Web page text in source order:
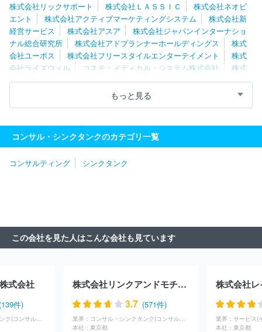
【挑戦と成長の喜びを共に】2018卒フォーティエン
スコンサルティング株式会社コンサルタント職の通過
ES（エントリーシート）(2017/9/15公開)
ンド
ＩＮＴＬＯＯＰ株式会社
レクストホールディングス株式会
社
みずほ総合研究所株式会社
ＮＯＶＡホールディングス株式会
社
ＡＬＬ ＤＩＦＦＥＲＥＮＴ株式会社
株式会社ネクサスエー
ジェント
ベイン・アンド・カンパニー・ジャパン・インコーポレイ
テッド
株式会社Ｌｅｇａｓｅｅｄ
株式会社ビジネスコンサルタ
ント
株式会社武蔵野 株式会社ＣＳ－Ｃ
株式会社ローランド・
ベルガー
株式会社ロックフィールド 株式会社Ｉ２Ｃ
株式会社
ダイレクトマーケティンググループ
株式会社ＩＧＰＩグループ
株式会社アドプランナーホールディングス
Ａ．Ｔ．カーニー株式
ループ株式会社
ＳＢＣメディカルグループ株式会社
タイル・エッジ
株式会社リオ・ホールディングス
ズ・コンサルティング・グループ
テイメント
株式会社カトープレジャーグループ
株式会社リックサポート 株式会社ＬＡＳＳＩＣ
株式会社ネオビ
エント
株式会社アクティブマーケティングシステム
株式会社新
経営サービス
株式会社アスア
株式会社ジャパンインターナショ
ナル総合研究所
株式会社アドプランナーホールディングス
株式
会社ユーポス
株式会社フリースタイルエンターテイメント
株式
会社ライズウィル
コスモ・メディカル・システム株式会社
株式
会社船井総合研究所
株式会社船井総研サプライチェーンコンサルテ
株式会社大西
株式会社クラーク総
研
ベーション
株式会社武蔵野 ｊ．ｕｎｉｏｎ株式会社
株式会社
ブラヴィッシモ
三菱電機ビジネスエキスパート株式会社
ティング株式会社
株式会社ミナックス
Ｇデクストラ・ジャパン株式会社
フロンティア・マネジメント株式
会社
アクセンチュア株式会社
株式会社エッジ・インターナショ
ナル
株式会社カトープレジャーグループ
アイ・エス・エス株式
Ｓｐａｒｋｌｉｎｇ Ｌｉｂｅｒｔｙ株式会社
電気技術開発株式
会社
株式会社ロックフィールド ＦＰサービス株式会社
ＮＯＶ
Ａホールディングス株式会社
山田ビジネスコンサルティング株式会
社
アイテック株式会社 株式会社ビジネスコンサルタント
山田
もっと見る
コンサル・シンクタンクのカテゴリ一覧
コンサルティング シンクタンク
この会社を見た人はこんな会社も見ています
式会社
件)
コンサル・シンクタンク(コンサルティング)
株式会社リンクアンドモチベーション
3.7 (571件)
業界：
コンサル・シンクタンク(コンサルティング)
本社： 東京都
業界： サービス(
本社： 東京都